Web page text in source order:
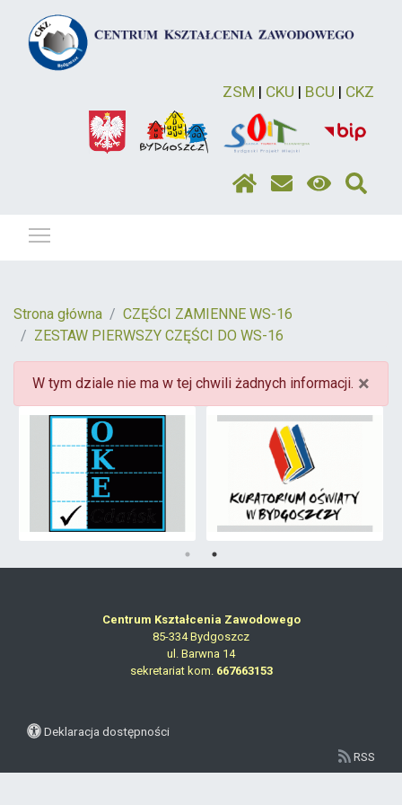
ZSM | CKU | BCU | CKZ
Strona główna
CZĘŚCI ZAMIENNE WS-16
ZESTAW PIERWSZY CZĘŚCI DO WS-16
×
W tym dziale nie ma w tej chwili żadnych informacji.
Centrum Kształcenia Zawodowego
85-334 Bydgoszcz
ul. Barwna 14
sekretariat kom. 667663153
Deklaracja dostępności
RSS